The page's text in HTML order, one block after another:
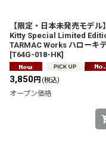
【限定・日本未発売モデ
Kitty Special Limited
TARMAC Works ハローキ
[T64G-018-HK]
3,850円 (税込)
オープン価格